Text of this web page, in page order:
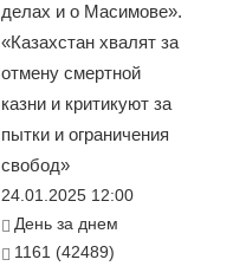
делах и о Масимове».
«Казахстан хвалят за
отмену смертной
казни и критикуют за
пытки и ограничения
свобод»
24.01.2025 12:00
День за днем
1161 (42489)